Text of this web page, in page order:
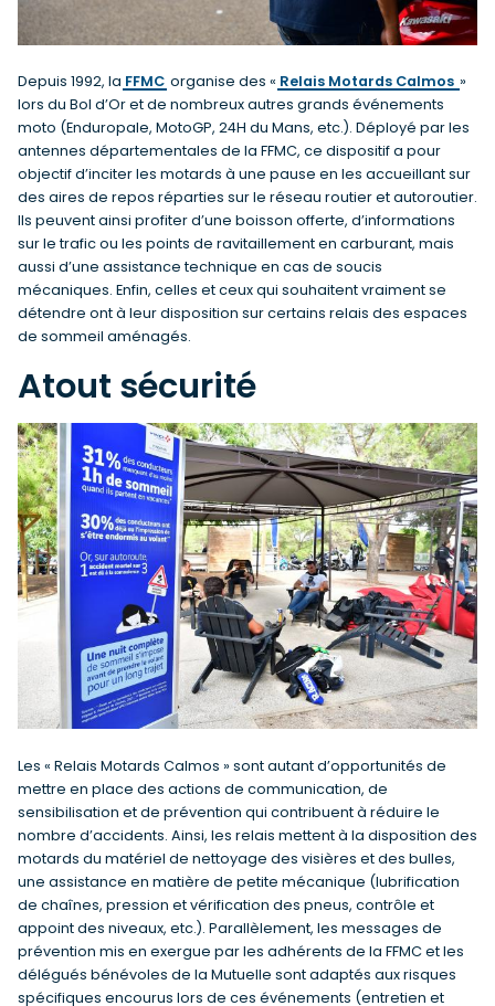
Depuis 1992, la FFMC organise des « Relais Motards Calmos »
lors du Bol d’Or et de nombreux autres grands événements
moto (Enduropale, MotoGP, 24H du Mans, etc.). Déployé par les
antennes départementales de la FFMC, ce dispositif a pour
objectif d’inciter les motards à une pause en les accueillant sur
des aires de repos réparties sur le réseau routier et autoroutier.
Ils peuvent ainsi profiter d’une boisson offerte, d’informations
sur le trafic ou les points de ravitaillement en carburant, mais
aussi d’une assistance technique en cas de soucis
mécaniques. Enfin, celles et ceux qui souhaitent vraiment se
détendre ont à leur disposition sur certains relais des espaces
de sommeil aménagés.
Atout sécurité
Les « Relais Motards Calmos » sont autant d’opportunités de
mettre en place des actions de communication, de
sensibilisation et de prévention qui contribuent à réduire le
nombre d’accidents. Ainsi, les relais mettent à la disposition des
motards du matériel de nettoyage des visières et des bulles,
une assistance en matière de petite mécanique (lubrification
de chaînes, pression et vérification des pneus, contrôle et
appoint des niveaux, etc.). Parallèlement, les messages de
prévention mis en exergue par les adhérents de la FFMC et les
délégués bénévoles de la Mutuelle sont adaptés aux risques
spécifiques encourus lors de ces événements (entretien et